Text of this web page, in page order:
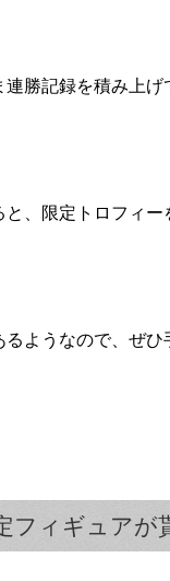
勝記録を積み上げ
、限定トロフィー
ようなので、ぜ
フィギュアが